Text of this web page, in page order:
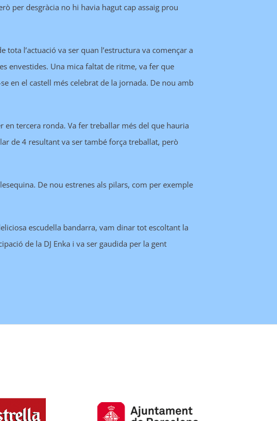
per desgràcia no hi havia hagut cap assaig prou
l’actuació va ser quan l’estructura va començar a
envestides. Una mica faltat de ritme, va fer que
en el castell més celebrat de la jornada. De nou amb
tercera ronda. Va fer treballar més del que hauria
de 4 resultant va ser també força treballat, però
De nou estrenes als pilars, com per exemple
escudella bandarra, vam dinar tot escoltant la
de la DJ Enka i va ser gaudida per la gent